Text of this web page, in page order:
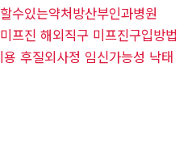
수있는약처방산부인과병원
프진 해외직구 미프진구입방법
후질외사정 임신가능성 낙태